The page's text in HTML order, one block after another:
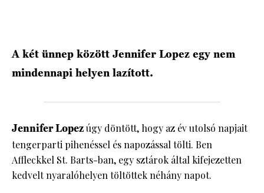
A két ünnep között Jennifer Lopez egy nem
mindennapi helyen lazított.
Jennifer Lopezúgy döntött, hogy az év utolsó napjait
tengerparti pihenéssel és napozással tölti. Ben
Affleckkel St. Barts-ban, egy sztárok által kifejezetten
kedvelt nyaralóhelyen töltöttek néhány napot.